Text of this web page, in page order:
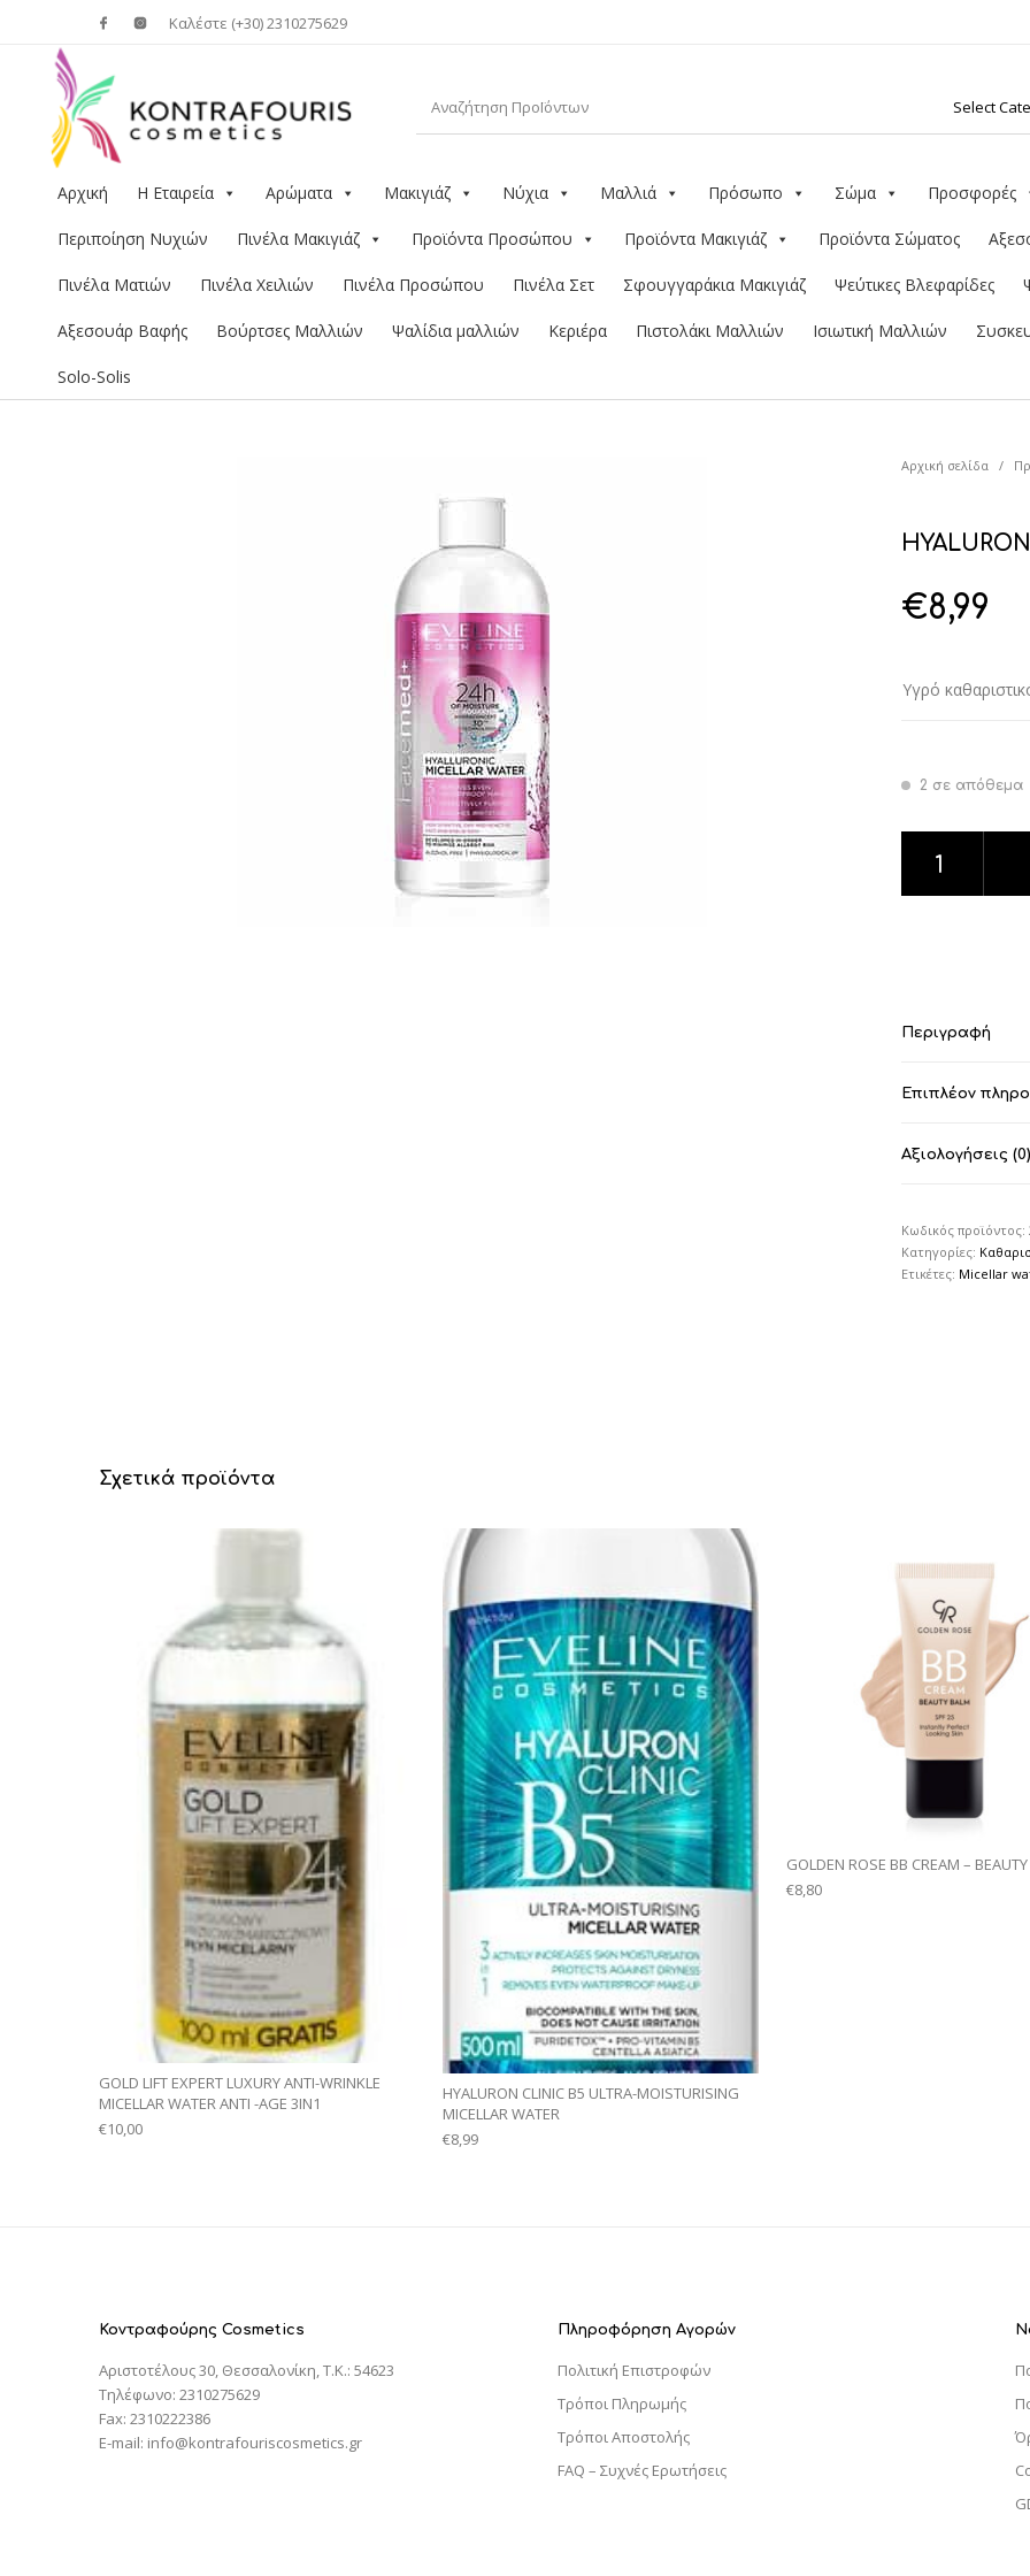
Καλέστε (+30) 2310275629
Αρχική Η Εταιρεία Αρώματα Μακιγιάζ Νύχια Μαλλιά Πρόσωπο Σώμα Προσφορές
Περιποίηση Νυχιών Πινέλα Μακιγιάζ Προϊόντα Προσώπου Προϊόντα Μακιγιάζ Προϊόντα Σώματος
Πινέλα Ματιών Πινέλα Χειλιών Πινέλα Προσώπου Πινέλα Σετ Σφουγγαράκια Μακιγιάζ Ψεύτικες Βλεφαρίδες
Αξεσουάρ Βαφής Βούρτσες Μαλλιών Ψαλίδια μαλλιών Κεριέρα Πιστολάκι Μαλλιών Ισιωτική Μαλλιών
Solo-Solis
Αρχική σελίδα /
€8,99
Υγρό
2 σε απόθεμα
Περιγραφή
Επιπλέον
Αξιολογήσεις (0)
Κωδικός προϊόντος:
Κατηγορίες:
Ετικέτες: Micellar
Σχετικά προϊόντα
GOLD LIFT EXPERT LUXURY ANTI-WRINKLE
MICELLAR WATER ANTI -AGE 3IN1
€10,00
HYALURON CLINIC B5 ULTRA-MOISTURISING
MICELLAR WATER
€8,99
GOLDEN ROSE BB CREAM –
€8,80
Κοντραφούρης Cosmetics
Αριστοτέλους 30, Θεσσαλονίκη, T.K.: 54623
Τηλέφωνο: 2310275629
Fax: 2310222386
E-mail: info@kontrafouriscosmetics.gr
Πληροφόρηση Αγορών
Πολιτική Επιστροφών
Τρόποι Πληρωμής
Τρόποι Αποστολής
FAQ – Συχνές Ερωτήσεις